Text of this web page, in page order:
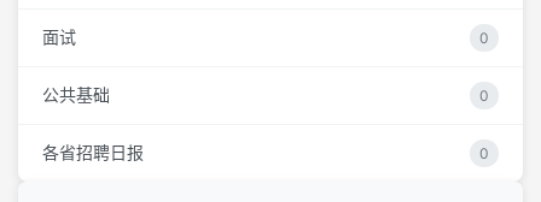
面试 0
公共基础 0
各省招聘日报 0